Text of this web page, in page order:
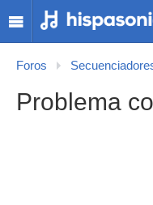
Foros
Problema